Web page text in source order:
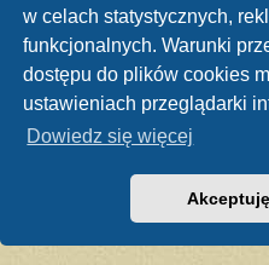
w celach statystycznych,
funkcjonalnych. Warunki
dostępu do plików cookies
ustawieniach przeglądarki
Dowiedz się więcej